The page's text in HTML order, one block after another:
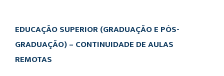
EDUCAÇÃO SUPERIOR (GRADUAÇÃO E PÓS-
GRADUAÇÃO) – CONTINUIDADE DE AULAS
REMOTAS